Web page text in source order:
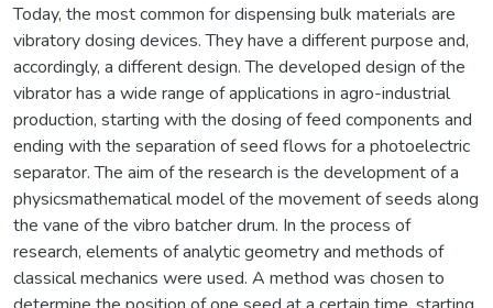
Today, the most common for dispensing bulk materials are
vibratory dosing devices. They have a different purpose and,
accordingly, a different design. The developed design of the
vibrator has a wide range of applications in agro-industrial
production, starting with the dosing of feed components and
ending with the separation of seed flows for a photoelectric
separator. The aim of the research is the development of a
physicsmathematical model of the movement of seeds along
the vane of the vibro batcher drum. In the process of
research, elements of analytic geometry and methods of
classical mechanics were used. A method was chosen to